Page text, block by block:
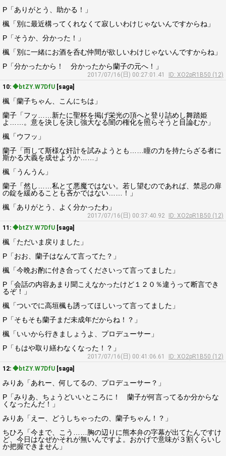
P「ありがとう、助かる！」
楓「別に最近構ってくれなくて寂しいわけじゃないんですからね」
P「そうか、分かった！」
楓「別に一緒にお酒を呑む仲間が欲しいわけじゃないんですからね」
P「分かったから！ 分かったから蘭子の元へ！」
2017/07/16(日) 00:27:01.41
ID: XO2pR1B50 (12)
10: ◆btZY.W7DfU [saga]
楓「蘭子ちゃん、こんにちは」
蘭子「フッ……新たに聖杯を掲げ栄光の頂へと登り詰めし舞踏姫
よ……。意を決しを決し強大なる闇の権化を照らそうと目論むか」
楓「ウフッ」
蘭子「而して斯様な奸計を試みようとも……瞳の力を持たらざる者に
斯かる大義を成せようか……」
楓「うんうん」
蘭子「然し……私とて悪魔ではない。若し望むのであれば、禁忌の扉
の錠を緩めることも吝かではない……！」
楓「ありがとう、よく分かったわ」
2017/07/16(日) 00:37:40.92
ID: XO2pR1B50 (12)
11: ◆btZY.W7DfU [saga]
楓「ただいま戻りました」
P「おお、蘭子はなんて言ってた？」
楓「今晩お酌に付き合ってくださいって言ってました」
P「会話の内容あまり聞こえなかったけど１２０％違うって断言でき
るぞ！」
楓「ついでに高垣楓も誘ってほしいって言ってました」
P「そもそも蘭子まだ未成年だからね！？」
楓「いいから行きましょうよ、プロデューサー」
P「もはや取り繕わなくなった！？」
2017/07/16(日) 00:41:06.61
ID: XO2pR1B50 (12)
12: ◆btZY.W7DfU [saga]
みりあ「あれー、何してるの、プロデューサー？」
P「みりあ、ちょうどいいところに！ 蘭子が何言ってるか分からな
くなったんだ！」
みりあ「えー、どうしちゃったの、蘭子ちゃん！？」
ちひろ「今まで、こう……胸の辺りに熊本弁の字幕が出てたんですけ
ど、今日はなぜかそれが無いんですよ。おかげで意味が３割くらいし
か把握できません」